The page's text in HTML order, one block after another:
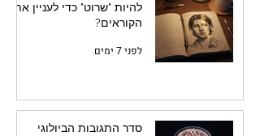
להיות "שרוט" כדי לעניין את
הקוראים?
לפני 7 ימים
סדר התגובות הביולוגי